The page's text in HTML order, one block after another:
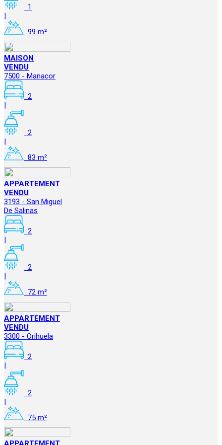
1
99 m²
MAISON
VENDU
7500 - Manacor
2
|
2
|
83 m²
APPARTEMENT
VENDU
3193 - San Miguel
De Salinas
2
|
2
|
72 m²
APPARTEMENT
VENDU
3300 - Orihuela
2
|
2
|
75 m²